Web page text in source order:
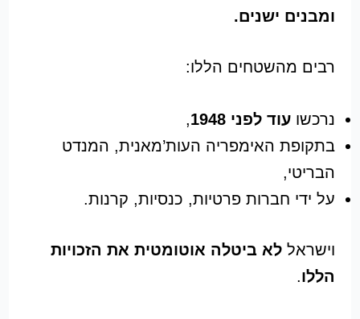
ומבנים ישנים.
רבים מהשטחים הללו:
נרכשו עוד לפני 1948
,
בתקופת האימפריה העות’מאנית, המנדט
הבריטי,
על ידי חברות פרטיות, כנסיות, קרנות.
וישראל לא ביטלה אוטומטית את הזכויות
הללו.